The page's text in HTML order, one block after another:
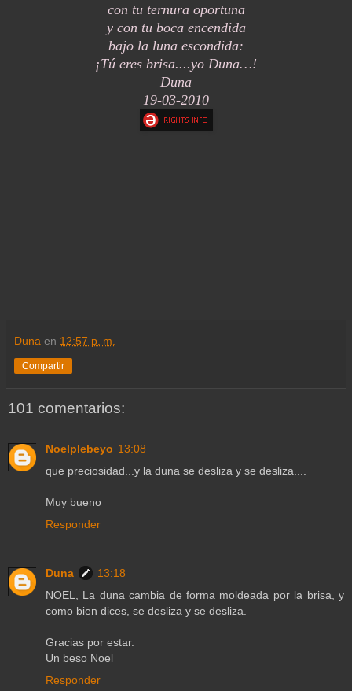
con tu ternura oportuna
y con tu boca encendida
bajo la luna escondida:
¡Tú eres brisa....yo Duna…!
Duna
19-03-2010
Duna en 12:57 p. m.
Compartir
101 comentarios:
Noelplebeyo 13:08
que preciosidad...y la duna se desliza y se desliza....
Muy bueno
Responder
Duna
13:18
NOEL, La duna cambia de forma moldeada por la brisa, y
como bien dices, se desliza y se desliza.
Gracias por estar.
Un beso Noel
Responder